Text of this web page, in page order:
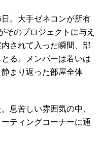
。大手ゼネコンが所有
そのプロジェクトに与え
されて入った瞬間、部
る。メンバーは若いは
まり返った部屋全体
息苦しい雰囲気の中、
ティングコーナーに通